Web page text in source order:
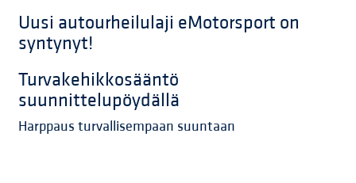
Uusi autourheilulaji eMotorsport on
syntynyt!
Turvakehikkosääntö
suunnittelupöydällä
Harppaus turvallisempaan suuntaan